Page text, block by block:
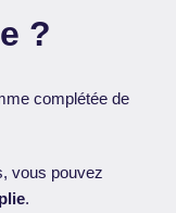
?
complétée de
vous pouvez
.